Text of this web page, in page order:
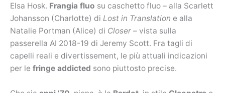
Elsa Hosk. Frangia fluo su caschetto fluo – alla Scarlett
Johansson (Charlotte) di Lost in Translation e alla
Natalie Portman (Alice) di Closer – vista sulla
passerella AI 2018-19 di Jeremy Scott. Fra tagli di
capelli reali e divertissement, le più attuali indicazioni
per le fringe addicted sono piuttosto precise.